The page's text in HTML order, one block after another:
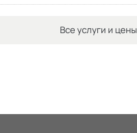
Все услуги и цены